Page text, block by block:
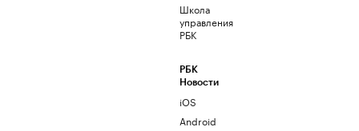
Школа
управления
РБК
РБК
Новости
iOS
Android